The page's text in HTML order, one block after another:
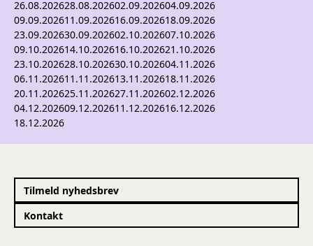
26.08.202628.08.202602.09.202604.09.2026
09.09.202611.09.202616.09.202618.09.2026
23.09.202630.09.202602.10.202607.10.2026
09.10.202614.10.202616.10.202621.10.2026
23.10.202628.10.202630.10.202604.11.2026
06.11.202611.11.202613.11.202618.11.2026
20.11.202625.11.202627.11.202602.12.2026
04.12.202609.12.202611.12.202616.12.2026
18.12.2026
Tilmeld nyhedsbrev
Kontakt